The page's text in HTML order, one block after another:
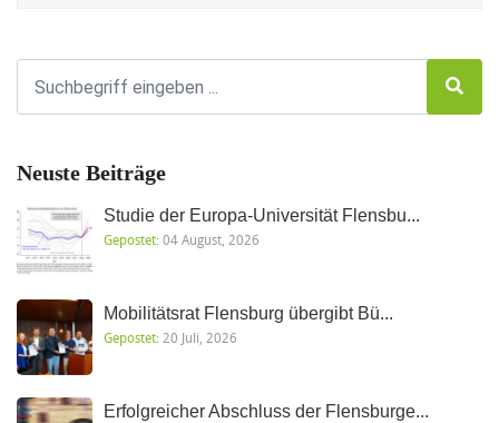
Neuste Beiträge
Studie der Europa-Universität Flensbu...
Gepostet:04 August, 2026
Mobilitätsrat Flensburg übergibt Bü...
Gepostet:20 Juli, 2026
Erfolgreicher Abschluss der Flensburge...